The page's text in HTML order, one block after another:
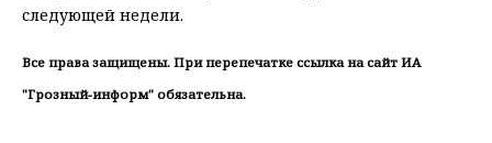
следующей недели.
Все права защищены. При перепечатке ссылка на сайт ИА
"Грозный-информ" обязательна.